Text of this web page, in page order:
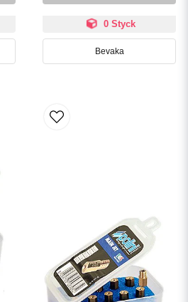
0 Styck
Bevaka